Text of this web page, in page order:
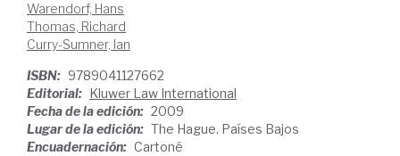
Warendorf, Hans
Thomas, Richard
Curry-Sumner, Ian
ISBN: 9789041127662
Editorial: Kluwer Law International
Fecha de la edición: 2009
Lugar de la edición: The Hague. Países Bajos
Encuadernación: Cartoné